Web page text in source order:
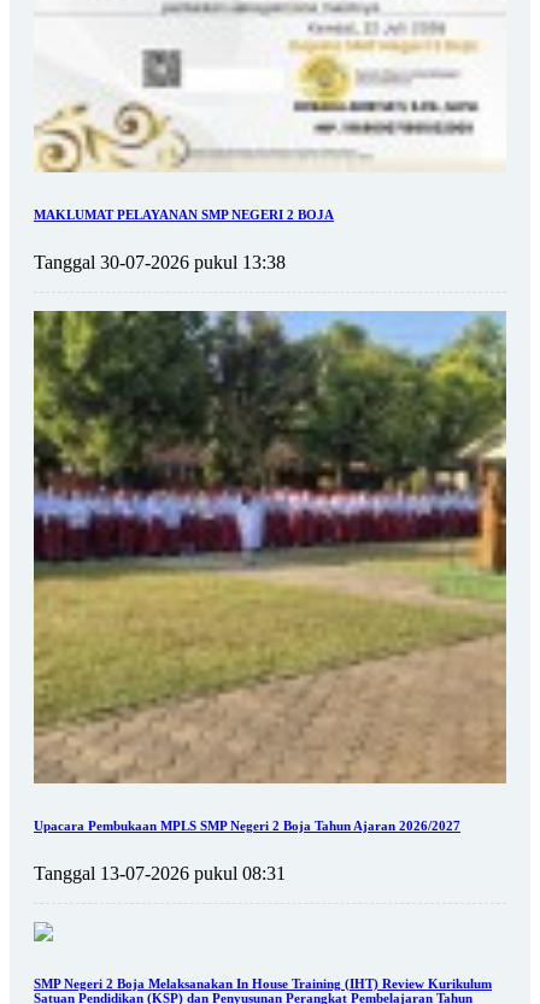
MAKLUMAT PELAYANAN SMP NEGERI 2 BOJA
Tanggal 30-07-2026 pukul 13:38
Upacara Pembukaan MPLS SMP Negeri 2 Boja Tahun Ajaran 2026/2027
Tanggal 13-07-2026 pukul 08:31
SMP Negeri 2 Boja Melaksanakan In House Training (IHT) Review Kurikulum
Satuan Pendidikan (KSP) dan Penyusunan Perangkat Pembelajaran Tahun